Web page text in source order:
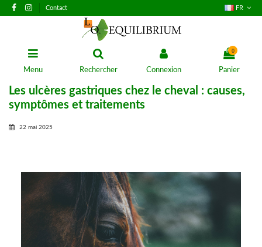
Contact FR
Menu Rechercher Connexion
0
Panier
Les ulcères gastriques chez le cheval : causes,
symptômes et traitements
22 mai 2025